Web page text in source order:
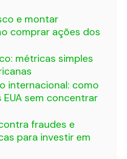
e montar
comprar ações dos
métricas simples
internacional: como
sem concentrar
fraudes e
para investir em